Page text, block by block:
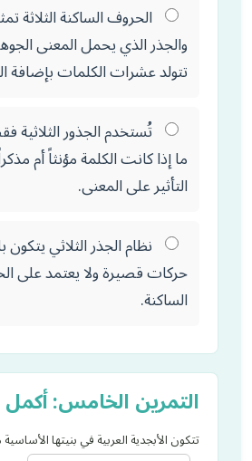
الحروف الساكنة الثلاثة
والجذر الذي يحمل المعنى
تتولد عشرات الكلمات بإضافة
تُستخدم الجذور الثلاثية
ما إذا كانت الكلمة مؤنثاً أم
التأثير على المعنى.
نظام الجذر الثلاثي
حركات قصيرة ولا يعتمد على
الساكنة.
التمرين الخامس: أكمل
تتكون الأبجدية العربية في بنيتها